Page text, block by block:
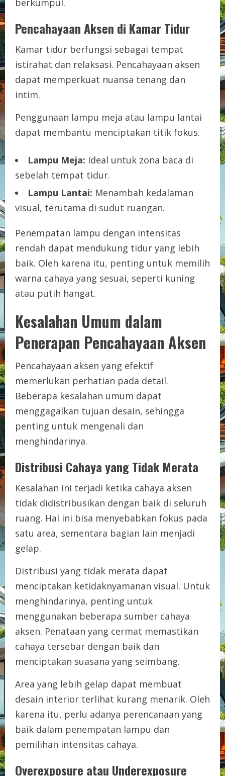
berkumpul.
Pencahayaan Aksen di Kamar Tidur
Kamar tidur berfungsi sebagai tempat
istirahat dan relaksasi. Pencahayaan aksen
dapat memperkuat nuansa tenang dan
intim.
Penggunaan lampu meja atau lampu lantai
dapat membantu menciptakan titik fokus.
Lampu Meja: Ideal untuk zona baca di
sebelah tempat tidur.
Lampu Lantai: Menambah kedalaman
visual, terutama di sudut ruangan.
Penempatan lampu dengan intensitas
rendah dapat mendukung tidur yang lebih
baik. Oleh karena itu, penting untuk memilih
warna cahaya yang sesuai, seperti kuning
atau putih hangat.
Kesalahan Umum dalam
Penerapan Pencahayaan Aksen
Pencahayaan aksen yang efektif
memerlukan perhatian pada detail.
Beberapa kesalahan umum dapat
menggagalkan tujuan desain, sehingga
penting untuk mengenali dan
menghindarinya.
Distribusi Cahaya yang Tidak Merata
Kesalahan ini terjadi ketika cahaya aksen
tidak didistribusikan dengan baik di seluruh
ruang. Hal ini bisa menyebabkan fokus pada
satu area, sementara bagian lain menjadi
gelap.
Distribusi yang tidak merata dapat
menciptakan ketidaknyamanan visual. Untuk
menghindarinya, penting untuk
menggunakan beberapa sumber cahaya
aksen. Penataan yang cermat memastikan
cahaya tersebar dengan baik dan
menciptakan suasana yang seimbang.
Area yang lebih gelap dapat membuat
desain interior terlihat kurang menarik. Oleh
karena itu, perlu adanya perencanaan yang
baik dalam penempatan lampu dan
pemilihan intensitas cahaya.
Overexposure atau Underexposure